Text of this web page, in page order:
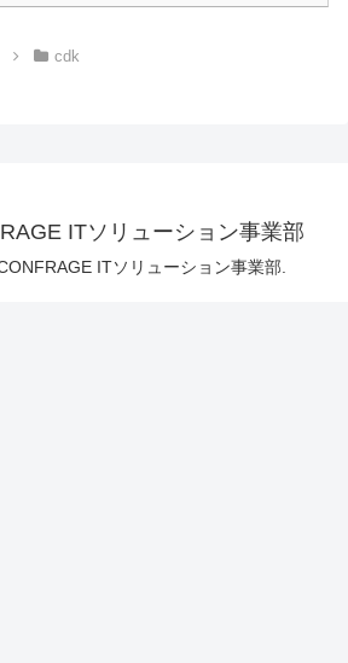
cdk
ITソリューション事業部
ITソリューション事業部.